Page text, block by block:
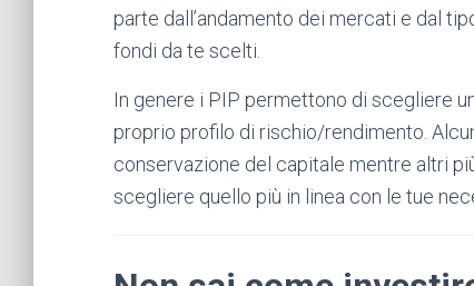
parte dall’andamento dei mercati e dal
fondi da te scelti.
In genere i PIP permettono di scegliere
proprio profilo di rischio/rendimento.
conservazione del capitale mentre altri
scegliere quello più in linea con le tue